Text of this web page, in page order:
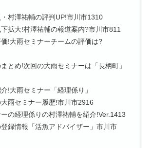
・村澤祐輔の評判UP!市川市1310
拡大!村澤祐輔の報道案内?市川市811
!大雨セミナーチームの評価は?
とめ!次回の大雨セミナーは「長柄町」
!大雨セミナー「経理係り」
雨セミナー履歴!市川市2916
の経理係りの村澤祐輔を紹介!Ver.1413
録情報「活魚アドバイザー」市川市